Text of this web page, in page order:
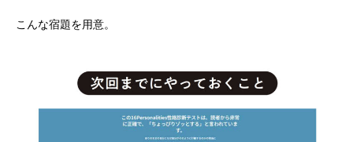
こんな宿題を用意。